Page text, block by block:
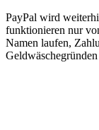
PayPal wird
funktionieren nur
Namen laufen,
Geldwäschegründen